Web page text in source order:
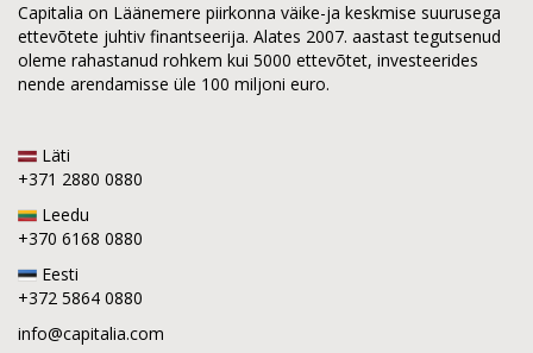
Capitalia on Läänemere piirkonna väike-ja keskmise suurusega
ettevõtete juhtiv finantseerija. Alates 2007. aastast tegutsenud
oleme rahastanud rohkem kui 5000 ettevõtet, investeerides
nende arendamisse üle 100 miljoni euro.
Läti
+371 2880 0880
Leedu
+370 6168 0880
Eesti
+372 5864 0880
info@capitalia.com